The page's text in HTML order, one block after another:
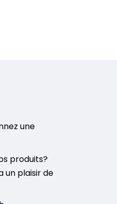
une
produits?
un plaisir de